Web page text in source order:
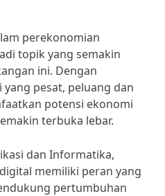
perekonomian
topik yang semakin
ini. Dengan
pesat, peluang dan
potensi ekonomi
terbuka lebar.
dan Informatika,
memiliki peran yang
pertumbuhan